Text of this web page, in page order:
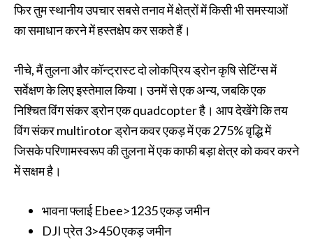
फिर तुम स्थानीय उपचार सबसे तनाव में क्षेत्रों में किसी भी समस्याओं
का समाधान करने में हस्तक्षेप कर सकते हैं।
नीचे, मैं तुलना और कॉन्ट्रास्ट दो लोकप्रिय ड्रोन कृषि सेटिंग्स में
सर्वेक्षण के लिए इस्तेमाल किया। उनमें से एक अन्य, जबकि एक
निश्चित विंग संकर ड्रोन एक quadcopter है। आप देखेंगे कि तय
विंग संकर multirotor ड्रोन कवर एकड़ में एक 275% वृद्धि में
जिसके परिणामस्वरूप की तुलना में एक काफी बड़ा क्षेत्र को कवर करने
में सक्षम है।
भावना फ्लाई Ebee>1235 एकड़ जमीन
DJI प्रेत 3>450 एकड़ जमीन